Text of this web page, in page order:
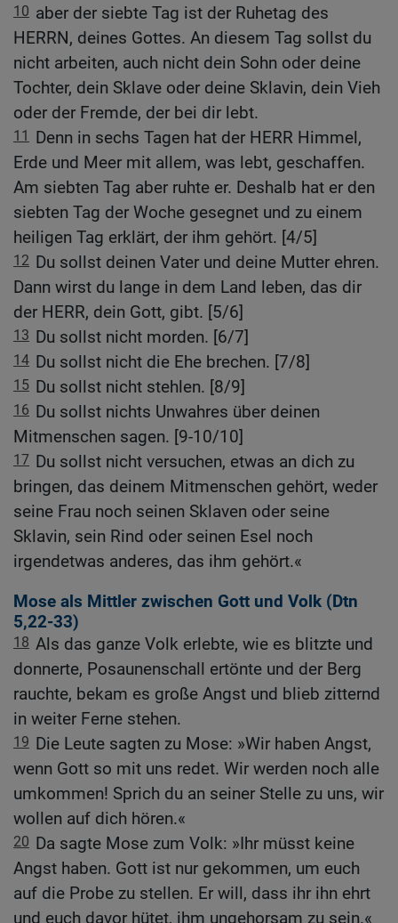
10 aber der siebte Tag ist der Ruhetag des
HERRN, deines Gottes. An diesem Tag sollst du
nicht arbeiten, auch nicht dein Sohn oder deine
Tochter, dein Sklave oder deine Sklavin, dein Vieh
oder der Fremde, der bei dir lebt.
11
Denn in sechs Tagen hat der HERR Himmel,
Erde und Meer mit allem, was lebt, geschaffen.
Am siebten Tag aber ruhte er. Deshalb hat er den
siebten Tag der Woche gesegnet und zu einem
heiligen Tag erklärt, der ihm gehört. [4/5]
12 Du sollst deinen Vater und deine Mutter ehren.
Dann wirst du lange in dem Land leben, das dir
der HERR, dein Gott, gibt. [5/6]
13 Du sollst nicht morden. [6/7]
14 Du sollst nicht die Ehe brechen. [7/8]
15 Du sollst nicht stehlen. [8/9]
16 Du sollst nichts Unwahres über deinen
Mitmenschen sagen. [9-10/10]
17 Du sollst nicht versuchen, etwas an dich zu
bringen, das deinem Mitmenschen gehört, weder
seine Frau noch seinen Sklaven oder seine
Sklavin, sein Rind oder seinen Esel noch
irgendetwas anderes, das ihm gehört.«
Mose als Mittler zwischen Gott und Volk (Dtn
5,22-33)
18 Als das ganze Volk erlebte, wie es blitzte und
donnerte, Posaunenschall ertönte und der Berg
rauchte, bekam es große Angst und blieb zitternd
in weiter Ferne stehen.
19 Die Leute sagten zu Mose: »Wir haben Angst,
wenn Gott so mit uns redet. Wir werden noch alle
umkommen! Sprich du an seiner Stelle zu uns, wir
wollen auf dich hören.«
20 Da sagte Mose zum Volk: »Ihr müsst keine
Angst haben. Gott ist nur gekommen, um euch
auf die Probe zu stellen. Er will, dass ihr ihn ehrt
und euch davor hütet, ihm ungehorsam zu sein.«